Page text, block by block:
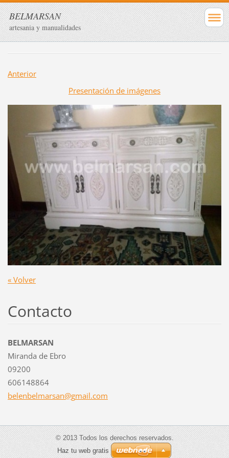
BELMARSAN
artesania y manualidades
Anterior
Presentación de imágenes
« Volver
Contacto
BELMARSAN
Miranda de Ebro
09200
606148864
belenbelmarsan@gmail.com
© 2013 Todos los derechos reservados.
Haz tu web gratis